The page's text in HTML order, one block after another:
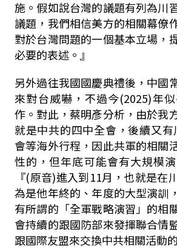
施。假如說台灣的議題有列為川
議題，我們相信美方的相關幕僚
對於台灣問題的一個基本立場，
必要的表述。』
另外過往我國國慶典禮後，中國
來對台威嚇，不過今(2025)年
作。對此，蔡明彥分析，由於我
就是中共的四中全會，後續又有
會等海外行程，因此共軍的相關
性的，但年底可能會有大規模
『(原音)進入到11月，也就是在
為是他年終的、年度的大型演訓
有所謂的「全軍戰略演習」的相
會持續的跟國防部來發揮聯合情
跟國際友盟來交換中共相關活動的